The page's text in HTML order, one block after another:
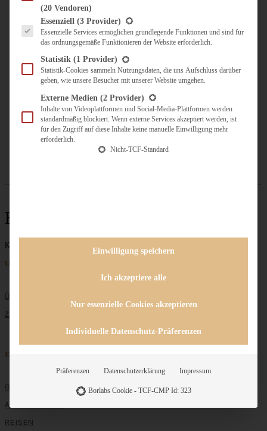
UNTERWEGS
KULINARISCH UNTERWEGS
ÜBER MICH
ZUSAMMENARBEIT
Bratapfeltorte
Keine Beiträge gefunden
Unternehmen
ÜBER MICH
ZUSAMMENARBEIT
Entdecken
GRUNDLAGEN
ALLE REZEPTE
REISEN
(20 Vendoren)
Es folgt eine Liste der Service-Gruppen, für die eine Einwilligung erteilt werden
Essenziell (3 Provider)
Essenzielle Services ermöglichen grundlegende Funktionen und sind für
das ordnungsgemäße Funktionieren der Website erforderlich.
Statistik (1 Provider)
Statistik-Cookies sammeln Nutzungsdaten, die uns Aufschluss darüber
geben, wie unsere Besucher mit unserer Website umgehen.
Externe Medien (2 Provider)
Inhalte von Videoplattformen und Social-Media-Plattformen werden
standardmäßig blockiert. Wenn externe Services akzeptiert werden, ist
für den Zugriff auf diese Inhalte keine manuelle Einwilligung mehr
erforderlich.
Nicht-TCF-Standard
Einwilligung speichern
Ich akzeptiere alle
Nur essenzielle Cookies akzeptieren
Individuelle Datenschutz-Präferenzen
Präferenzen Datenschutzerklärung Impressum
Borlabs Cookie - TCF-CMP Id: 323